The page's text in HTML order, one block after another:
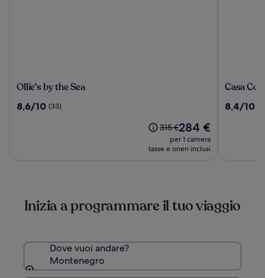
Ollie's
the
Ollie's by the Sea
8.6
8,6/10 (33)
Il
prezzo
era
sulla
tariffa
315 €Il
prezzo
attuale
284 €
per 1 camera
tasse e oneri inclusi
Casa
Casa
8.4
8,4/10
Inizia a programmare il tuo viaggio
Dove vuoi andare?
Montenegro